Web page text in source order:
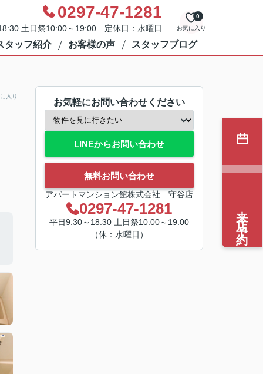
0297-47-1281
土日祭10:00～19:00 定休日：水曜日 お気に入り
0
タッフ紹介 お客様の声 スタッフブログ
入り
お気軽にお問い合わせください
LINEからお問い合わせ
無料お問い合わせ
アパートマンション館株式会社 守谷店
0297-47-1281
平日9:30～18:30 土日祭10:00～19:00
（休：水曜日）
来店予約